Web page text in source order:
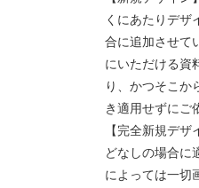
くにあたりデザ
合に追加させて
にいただける資
り、かつそこか
き適用せずにご
【完全新規デ
どなしの場合に
によっては一切